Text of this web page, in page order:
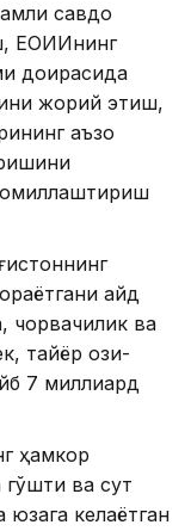
савдо
ЕОИИнинг
доирасида
жорий этиш,
аъзо
қайд
чорвачилик ва
тайёр озиқ-
7 миллиард
ҳамкор
гўшти ва сут
келаётган